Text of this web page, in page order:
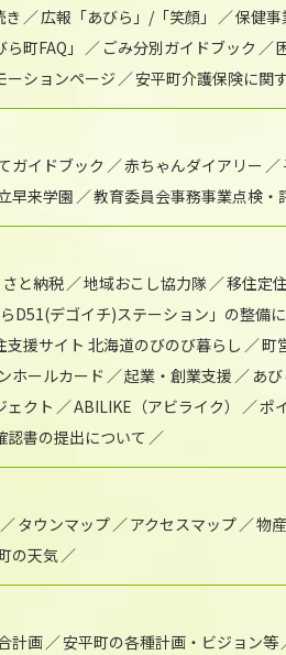
き 広報「あびら」/「笑顔」 保健事
町FAQ」
ごみ分別ガイドブック
ーションページ
安平町介護保険に関
ガイドブック 赤ちゃんダイアリー
早来学園 教育委員会事務事業点検・
と納税 地域おこし協力隊 移住定
らD51(デゴイチ)ステーション」の整備
援サイト 北海道のびのび暮らし
町
ホールカード 起業・創業支援 あ
ェクト
ABILIKE（アビライク） ポ
書の提出について
タウンマップ アクセスマップ 物
の天気
計画 安平町の各種計画・ビジョン等